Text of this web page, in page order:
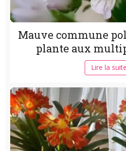
Mauve commune
plante aux
Lire la suite